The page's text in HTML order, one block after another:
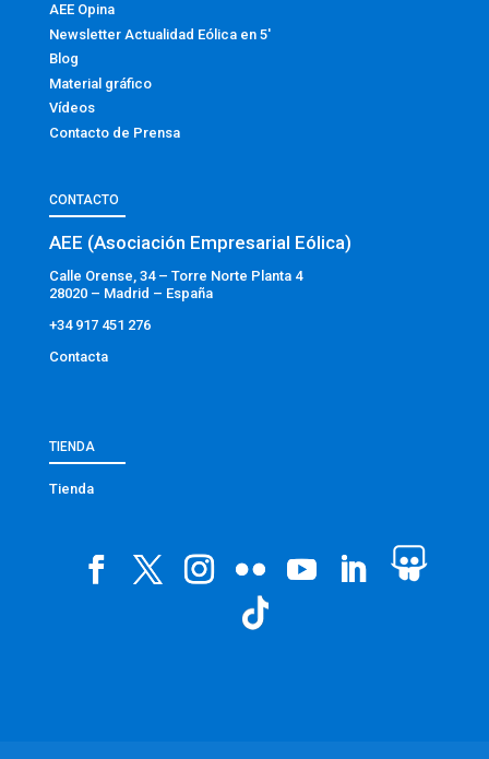
AEE Opina
Newsletter Actualidad Eólica en 5′
Blog
Material gráfico
Vídeos
Contacto de Prensa
CONTACTO
AEE (Asociación Empresarial Eólica)
Calle Orense, 34 – Torre Norte Planta 4
28020 – Madrid – España
+34 917 451 276
Contacta
TIENDA
Tienda